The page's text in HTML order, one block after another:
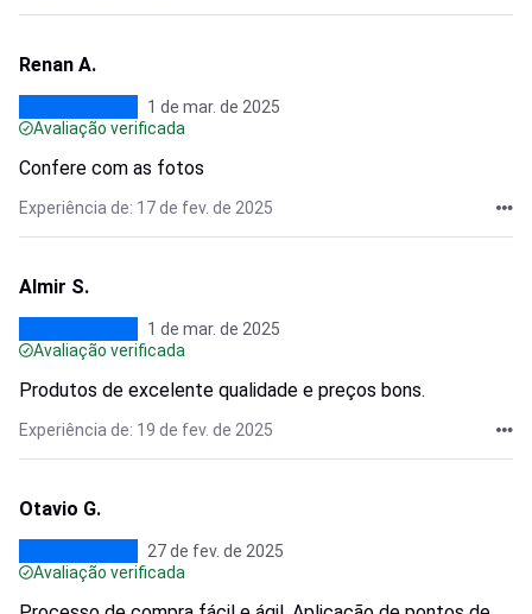
Renan A.
1 de mar. de 2025
Avaliação verificada
Confere com as fotos
Experiência de: 17 de fev. de 2025
Almir S.
1 de mar. de 2025
Avaliação verificada
Produtos de excelente qualidade e preços bons.
Experiência de: 19 de fev. de 2025
Otavio G.
27 de fev. de 2025
Avaliação verificada